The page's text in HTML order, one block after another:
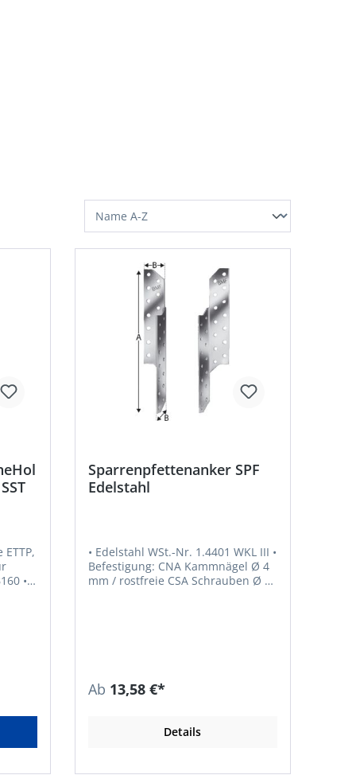
•
der
•
Sparrenpfettenanker SPF
Edelstahl
• Edelstahl WSt.-Nr. 1.4401 WKL III •
Befestigung: CNA Kammnägel Ø 4
mm / rostfreie CSA Schrauben Ø 5
Ab 13,58 €*
Details